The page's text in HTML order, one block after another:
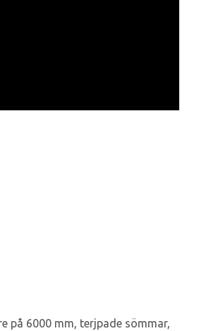
på 6000 mm, terjpade sömmar,